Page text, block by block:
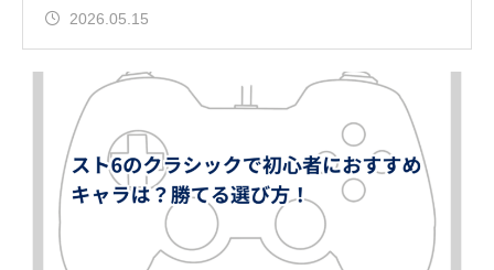
2026.05.15